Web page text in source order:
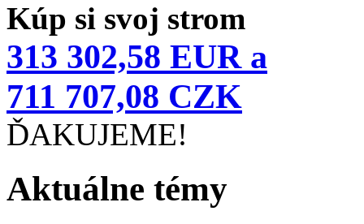
Kúp si svoj strom
313 302,58 EUR a
711 707,08 CZK
ĎAKUJEME!
Aktuálne témy